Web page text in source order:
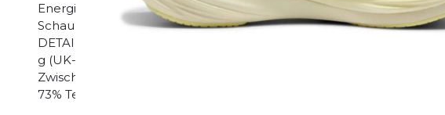
Energieübertragung zu maximieren NITROFOAM™: Die innovative
Schaumstoff-Technologie bietet exzellente Reaktionsfähigkeit in
DETAILS Regular Fit Obermaterial aus Funktions-Mesh Standhöhe:
g (UK-Größe 8) Sprengung: 10 mm Empfohlen für: neutrale
Zwischensohle: 100% Synthetik Innensohle: 100% Textil Laufsohle:
73% Textil, 27% Synthetik